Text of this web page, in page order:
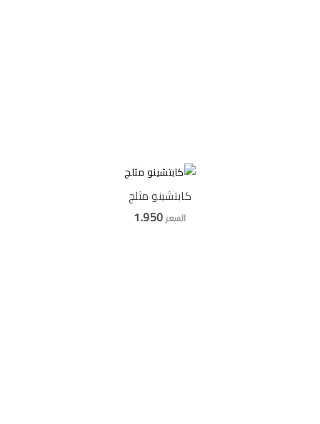
كابتشينو مثلج
السعر1.950